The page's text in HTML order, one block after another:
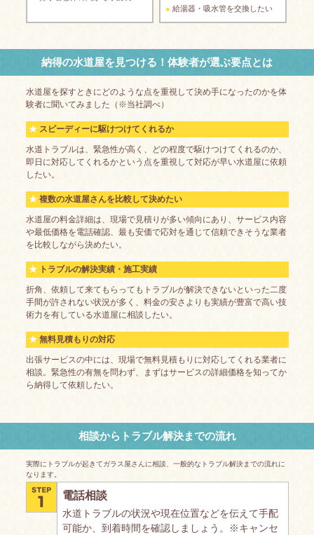
給湯器・吸水管を交換したい
納得の水道屋を見つける！体験者が選ぶ要点とは
水道屋を探すときにどのような点を重視して決め手になったのかを体
験者に聞いてみました（※当社調べ）
スピーディーに駆けつけてくれるか
水道トラブルは、緊急性が高く、どの程度で駆けつけてくれるのか、
即日に対応してくれるかという点を重視して対応が早い水道屋に依頼
したい。
複数の水道屋さんを比較して決めたい
水道屋の料金詳細は、現場で見積りが多い傾向にあり、サービス内容
や最低価格を電話確認、最も安価で応対を通じて信頼できそうな業者
を比較しながら決めたい。
トラブルの解決実績・施工実績
折角、依頼して来てもらってもトラブルが解決できないといった二度
手間が許されない状況が多く、料金の安さよりも実績が豊富で高い技
術力を有している水道屋に相談したい。
無料見積もりの対応
出張サービスの中には、現場で無料見積もりに対応してくれる業者に
相談。緊急性の有無を問わず、まずはサービスの詳細価格を知ってか
ら納得して依頼したい。
相談からトラブル解決までの流れ
実際にトラブルが起きてガラス屋さんに相談、一般的なトラブル解決までの流れに
なります。
電話相談
水道トラブルの状況や現在位置などを伝えて手配
可能か、到着時間を確認しましょう。※キャンセ